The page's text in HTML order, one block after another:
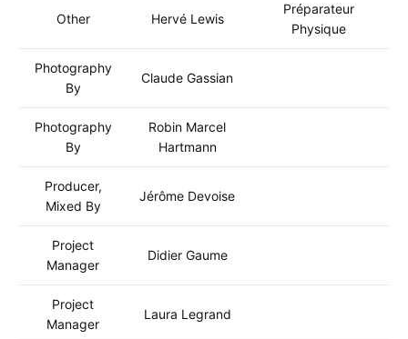
Other Hervé Lewis
Préparateur
Physique
Photography
By
Claude Gassian
Photography
By
Robin Marcel
Hartmann
Producer,
Mixed By
Jérôme Devoise
Project
Manager
Didier Gaume
Project
Manager
Laura Legrand